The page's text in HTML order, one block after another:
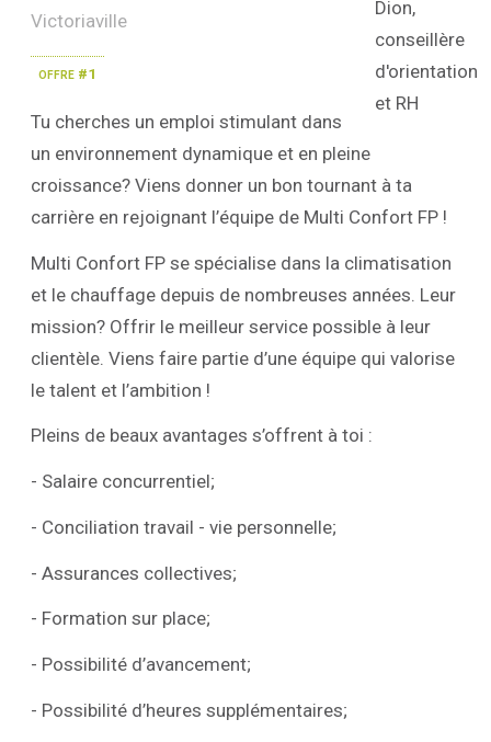
Victoriaville
offre #1
Tu cherches un emploi stimulant dans
un environnement dynamique et en pleine
croissance? Viens donner un bon tournant à ta
carrière en rejoignant l’équipe de Multi Confort FP !
Multi Confort FP se spécialise dans la climatisation
et le chauffage depuis de nombreuses années. Leur
mission? Offrir le meilleur service possible à leur
clientèle. Viens faire partie d’une équipe qui valorise
le talent et l’ambition !
Pleins de beaux avantages s’offrent à toi :
- Salaire concurrentiel;
- Conciliation travail - vie personnelle;
- Assurances collectives;
- Formation sur place;
- Possibilité d’avancement;
- Possibilité d’heures supplémentaires;